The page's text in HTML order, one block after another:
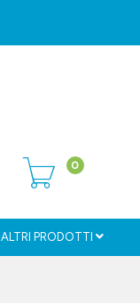
0
ALTRI PRODOTTI